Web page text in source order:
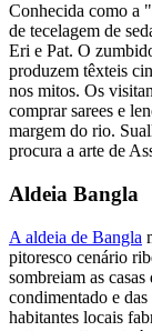
Conhecida como a
de tecelagem de
Eri e Pat. O
produzem têxteis
nos mitos. Os
comprar sarees e
margem do rio.
procura a arte de
Aldeia Bangla
A aldeia de Bangla
pitoresco cenário
sombreiam as
condimentado e
habitantes locais